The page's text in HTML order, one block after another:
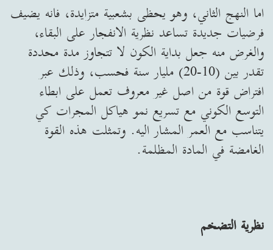
اما النهج الثاني، وهو يحظى بشعبية متزايدة، فانه يضيف
فرضيات جديدة تساعد نظرية الانفجار على البقاء،
والغرض منه جعل بداية الكون لا تتجاوز مدة محددة
تقدر بين (10-20) مليار سنة فحسب، وذلك عبر
افتراض قوة من اصل غير معروف تعمل على ابطاء
التوسع الكوني مع تسريع نمو هياكل المجرات كي
يتناسب مع العمر المشار اليه. وتمثلت هذه القوة
الغامضة في المادة المظلمة.
نظرية التضخم